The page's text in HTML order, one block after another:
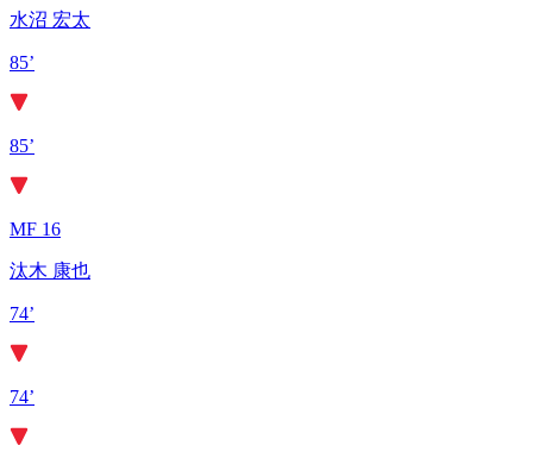
水沼 宏太
85’
85’
MF 16
汰木 康也
74’
74’